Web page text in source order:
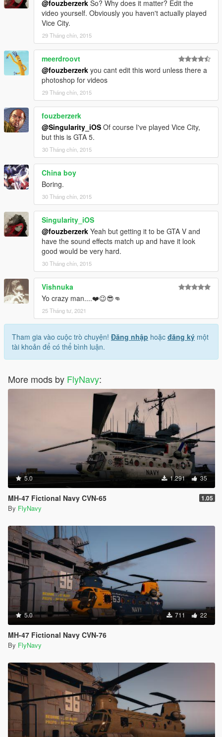
@fouzberzerk So? Why does it matter? Edit the
video yourself. Obviously you haven't actually played
Vice City.
29 Tháng chín, 2015
meerdroovt
@fouzberzerk you cant edit this word unless there a
photoshop for videos
29 Tháng chín, 2015
fouzberzerk
@Singularity_iOS Of course I've played Vice City,
but this is GTA 5.
30 Tháng chín, 2015
China boy
Boring.
30 Tháng chín, 2015
Singularity_iOS
@fouzberzerk Yeah but getting it to be GTA V and
have the sound effects match up and have it look
good would be very hard.
30 Tháng chín, 2015
Vishnuka
Yo crazy man....❤️😉😎👊
25 Tháng tư, 2021
Tham gia vào cuộc trò chuyện! Đăng nhập hoặc đăng ký một
tài khoản để có thể bình luận.
More mods by FlyNavy:
5.0 1.291 35
MH-47 Fictional Navy CVN-65 1.05
By FlyNavy
5.0 711 22
MH-47 Fictional Navy CVN-76
By FlyNavy